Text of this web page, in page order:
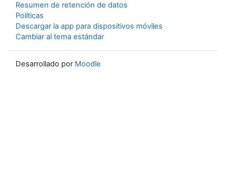
Resumen de retención de datos
Políticas
Descargar la app para dispositivos móviles
Cambiar al tema estándar
Desarrollado por Moodle